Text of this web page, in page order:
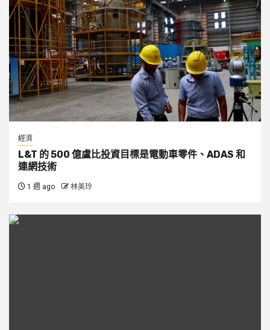
經濟
L&T 的 500 億盧比投資目標是電動車零件、ADAS 和
連網技術
1 週 ago 林美玲